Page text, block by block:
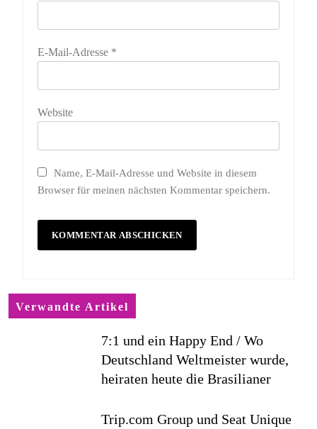
E-Mail-Adresse *
Website
Name, E-Mail-Adresse und Website in diesem
Browser für meinen nächsten Kommentar speichern.
Verwandte Artikel
7:1 und ein Happy End / Wo
Deutschland Weltmeister wurde,
heiraten heute die Brasilianer
Trip.com Group und Seat Unique